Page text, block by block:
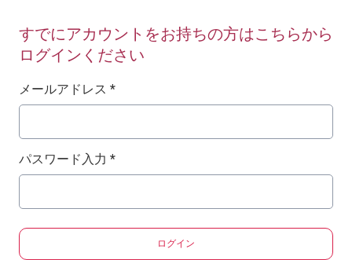
すでにアカウントをお持ちの方はこちらから
ログインください
ログイン：ユーザー名とパスワード
メールアドレス *
パスワード入力 *
ログイン